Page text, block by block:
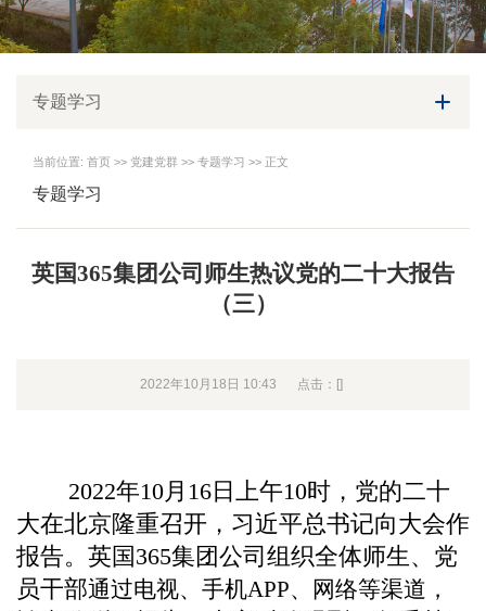
专题学习
当前位置: 首页 >> 党建党群 >> 专题学习 >> 正文
专题学习
英国365集团公司师生热议党的二十大报告
（三）
2022年10月18日 10:43 点击：[]
2022年10月 16日上午10时， 党的二十
大在北京隆重召开，习近平总书记向大会作
报告。 英国365集团公司组织全体师生、党
员干部通过电视、手机APP、网络等渠道，